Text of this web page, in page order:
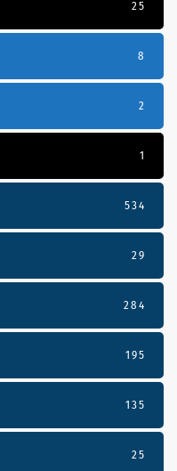
25
8
2
1
534
29
284
195
135
25